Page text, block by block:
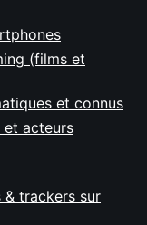
(films et
et connus
et acteurs
trackers sur